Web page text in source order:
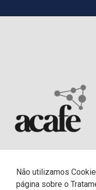
Não utilizamos
página sobre o